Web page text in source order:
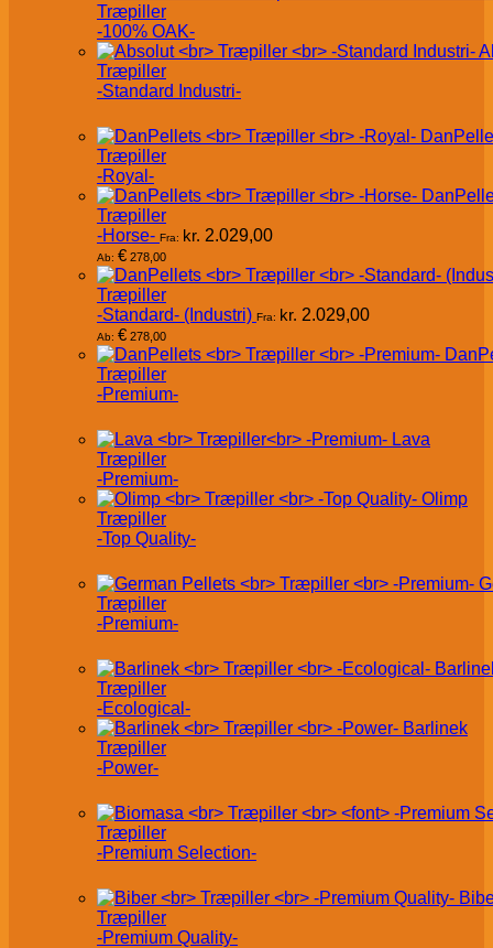
Træpiller
-100% OAK-
Træpiller
-Standard Industri-
Træpiller
-Royal-
Træpiller
-Horse- Fra: kr. 2.029,00
Ab: € 278,00
Træpiller
-Standard- (Industri) Fra: kr. 2.029,00
Ab: € 278,00
Træpiller
-Premium-
Lava
Træpiller
-Premium-
Olimp
Træpiller
-Top Quality-
Træpiller
-Premium-
Træpiller
-Ecological-
Barlinek
Træpiller
-Power-
Træpiller
-Premium Selection-
Træpiller
-Premium Quality-